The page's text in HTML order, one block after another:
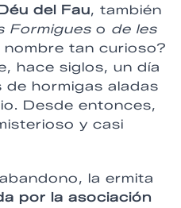
del Fau, también
Formigues o de les
nombre tan curioso?
hace siglos, un día
de hormigas aladas
Desde entonces,
y casi
la ermita
por la asociación